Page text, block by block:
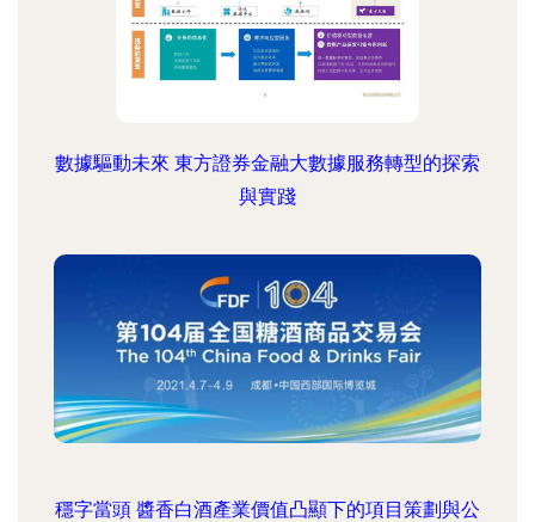
數據驅動未來 東方證券金融大數據服務轉型的探索
與實踐
穩字當頭 醬香白酒產業價值凸顯下的項目策劃與公